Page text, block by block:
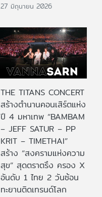
27 มิถุนายน 2026
THE TITANS CONCERT
สร้างตำนานคอนเสิร์ตแห่ง
ปี 4 มหาเทพ “BAMBAM
– JEFF SATUR – PP
KRIT – TIMETHAI”
สร้าง “สงครามแห่งความ
สุข” สุดตราตรึง ครอง X
อันดับ 1 ไทย 2 วันซ้อน
ทะยานติดเทรนด์โลก